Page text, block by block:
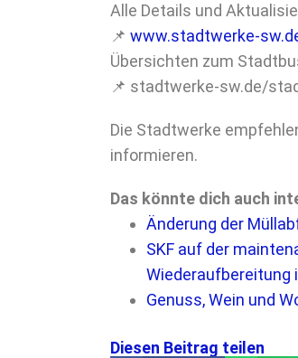
Alle Details und
📌 www.stadtwerke-
Übersichten zum
📌 stadtwerke-sw.de/
Die Stadtwerke
informieren.
Das könnte dich auch
Änderung der
SKF auf der
Wiederaufbereitung
Genuss, Wein und
Diesen Beitrag teilen